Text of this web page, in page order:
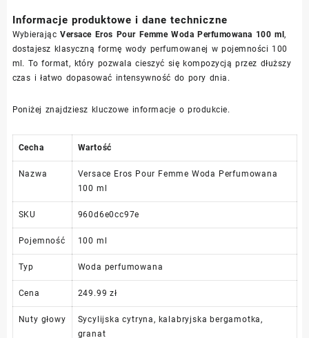
Informacje produktowe i dane techniczne
WybierającVersace Eros Pour Femme Woda Perfumowana 100 ml,
dostajesz klasyczną formę wody perfumowanej w pojemności 100
ml. To format, który pozwala cieszyć się kompozycją przez dłuższy
czas i łatwo dopasować intensywność do pory dnia.
Poniżej znajdziesz kluczowe informacje o produkcie.
Cecha Wartość
Nazwa
Versace Eros Pour Femme Woda Perfumowana
100 ml
SKU 960d6e0cc97e
Pojemność 100 ml
Typ Woda perfumowana
Cena 249.99 zł
Nuty głowy
Sycylijska cytryna, kalabryjska bergamotka,
granat